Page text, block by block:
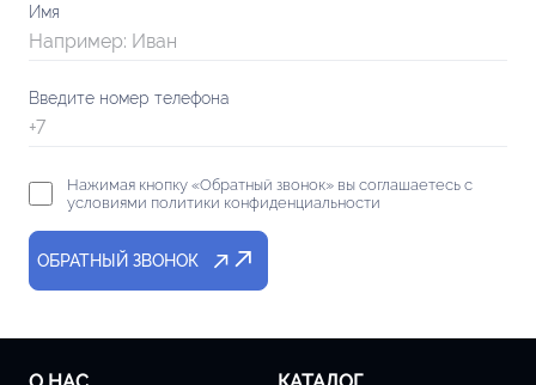
Имя
Введите номер телефона
Нажимая кнопку «Обратный звонок» вы соглашаетесь с
условиями политики конфиденциальности
ОБРАТНЫЙ ЗВОНОК